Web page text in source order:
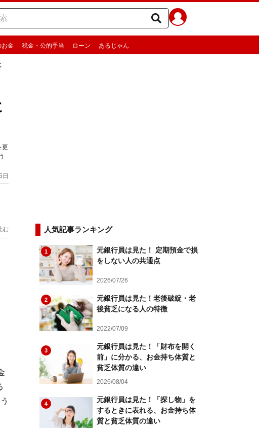
お金 税金・公的手当 ローン あるじゃん
更
む 人気記事ランキング
1
元銀行員は見た！ 定期預金で損
をしない人の共通点
2026/07/26
2
元銀行員は見た！老後破綻・老
後貧乏になる人の特徴
2022/07/09
3
元銀行員は見た！「財布を開く
前」に分かる、お金持ち体質と
貧乏体質の違い
2026/08/04
4
元銀行員は見た！「探し物」を
するときに表れる、お金持ち体
質と貧乏体質の違い